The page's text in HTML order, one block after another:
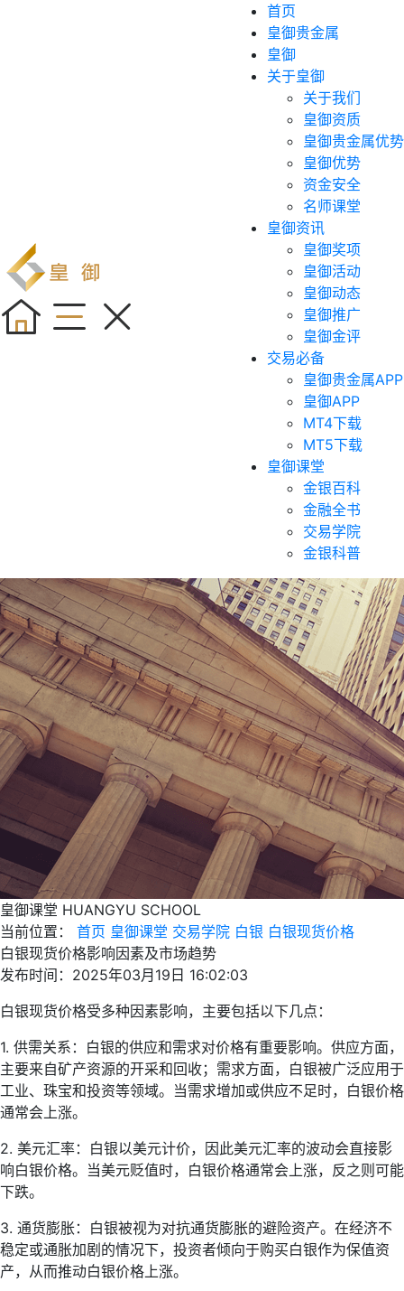
首页
皇御贵金属
皇御
关于皇御
关于我们
皇御资质
皇御贵金属优势
皇御优势
资金安全
名师课堂
皇御资讯
皇御奖项
皇御活动
皇御动态
皇御推广
皇御金评
交易必备
皇御贵金属APP
皇御APP
MT4下载
MT5下载
皇御课堂
金银百科
金融全书
交易学院
金银科普
皇御课堂 HUANGYU SCHOOL
当前位置：
首页 皇御课堂 交易学院 白银 白银现货价格
白银现货价格影响因素及市场趋势
发布时间：2025年03月19日 16:02:03
白银现货价格受多种因素影响，主要包括以下几点：
1. 供需关系：白银的供应和需求对价格有重要影响。供应方面，
主要来自矿产资源的开采和回收；需求方面，白银被广泛应用于
工业、珠宝和投资等领域。当需求增加或供应不足时，白银价格
通常会上涨。
2. 美元汇率：白银以美元计价，因此美元汇率的波动会直接影
响白银价格。当美元贬值时，白银价格通常会上涨，反之则可能
下跌。
3. 通货膨胀：白银被视为对抗通货膨胀的避险资产。在经济不
稳定或通胀加剧的情况下，投资者倾向于购买白银作为保值资
产，从而推动白银价格上涨。